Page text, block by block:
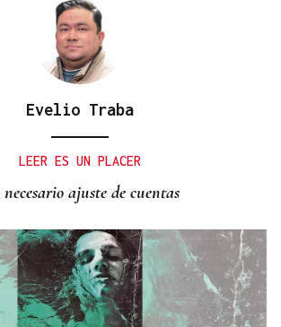
Evelio Traba
LEER ES UN PLACER
ajuste de cuentas